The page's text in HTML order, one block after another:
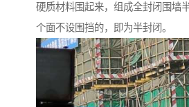
硬质材料围起来，组成全封闭围墙
个面不设围挡的，即为半封闭。